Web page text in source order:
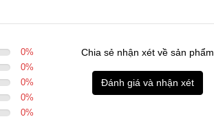
0%
0%
0%
0%
0%
Chia sẻ nhận xét về sản phẩm
Đánh giá và nhận xét